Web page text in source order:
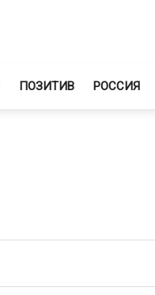
ПОЗИТИВ РОССИЯ